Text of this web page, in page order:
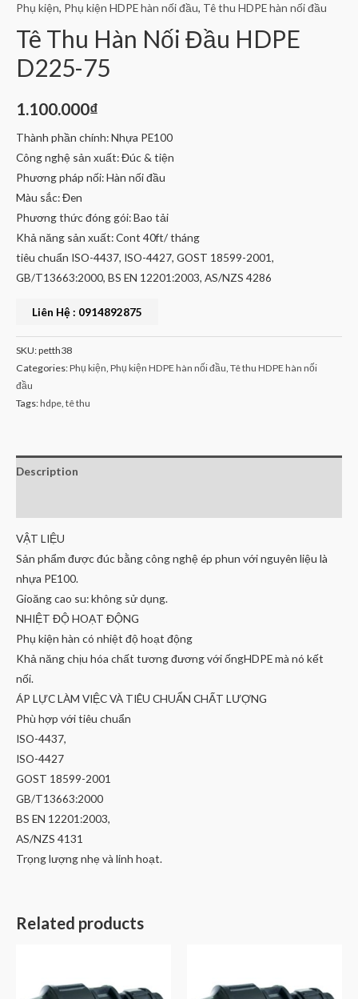
Phụ kiện, Phụ kiện HDPE hàn nối đầu, Tê thu HDPE hàn nối đầu
Tê Thu Hàn Nối Đầu HDPE
D225-75
1.100.000₫
Thành phần chính: Nhựa PE100
Công nghệ sản xuất: Đúc & tiện
Phương pháp nối: Hàn nối đầu
Màu sắc: Đen
Phương thức đóng gói: Bao tải
Khả năng sản xuất: Cont 40ft/ tháng
tiêu chuẩn ISO-4437, ISO-4427, GOST 18599-2001,
GB/T13663:2000, BS EN 12201:2003, AS/NZS 4286
Liên Hệ : 0914892875
SKU:petth38
Categories:Phụ kiện Phụ kiện HDPE hàn nối đầu Tê thu HDPE hàn nối
đầu
Tags:hdpe tê thu
Description
VẬT LIỆU
Sản phẩm được đúc bằng công nghệ ép phun với nguyên liệu là
nhựa PE100.
Gioăng cao su: không sử dụng.
NHIỆT ĐỘ HOẠT ĐỘNG
Phụ kiện hàn có nhiệt độ hoạt động
Khả năng chịu hóa chất tương đương với ốngHDPE mà nó kết
nối.
ÁP LỰC LÀM VIỆC VÀ TIÊU CHUẨN CHẤT LƯỢNG
Phù hợp với tiêu chuẩn
ISO-4437,
ISO-4427
GOST 18599-2001
GB/T13663:2000
BS EN 12201:2003,
AS/NZS 4131
Trọng lượng nhẹ và linh hoạt.
Related products